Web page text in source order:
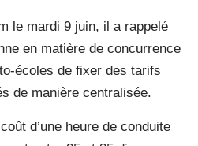
le mardi 9 juin, il a rappelé
en matière de concurrence
écoles de fixer des tarifs
de manière centralisée.
d’une heure de conduite